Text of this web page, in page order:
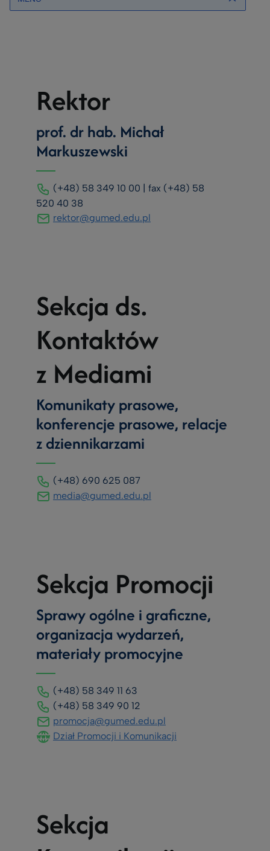
Rektor
prof. dr hab. Michał
Markuszewski
(+48) 58 349 10 00 | fax (+48) 58
520 40 38
rektor@gumed.edu.pl
Sekcja ds.
Kontaktów
z Mediami
Komunikaty prasowe,
konferencje prasowe, relacje
z dziennikarzami
(+48) 690 625 087
media@gumed.edu.pl
Sekcja Promocji
Sprawy ogólne i graficzne,
organizacja wydarzeń,
materiały promocyjne
(+48) 58 349 11 63
(+48) 58 349 90 12
promocja@gumed.edu.pl
Dział Promocji i Komunikacji
Sekcja